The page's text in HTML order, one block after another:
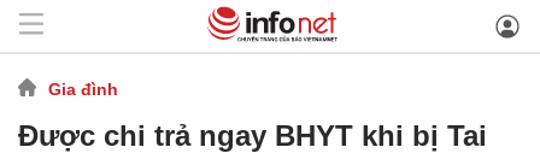
Gia đình
Được chi trả ngay BHYT khi bị Tai